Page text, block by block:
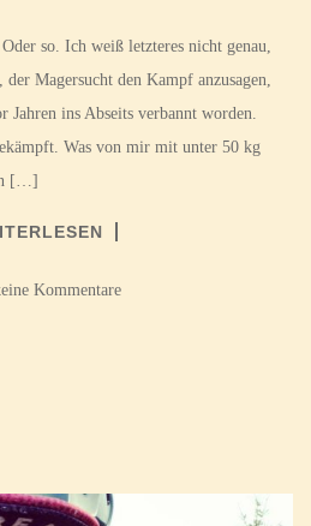
so. Ich weiß letzteres nicht genau,
Magersucht den Kampf anzusagen,
Jahren ins Abseits verbannt worden.
Was von mir mit unter 50 kg
[…]
Kommentare